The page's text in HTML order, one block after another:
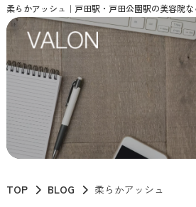
柔らかアッシュ｜戸田駅・戸田公園駅の美容院な
TOP BLOG 柔らかアッシュ